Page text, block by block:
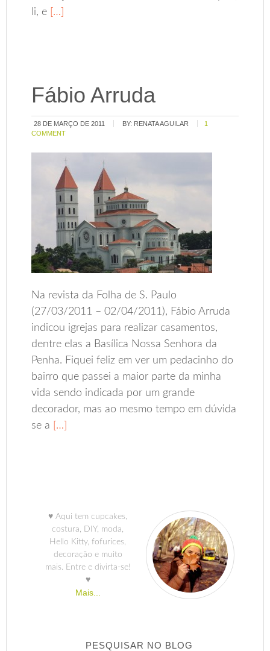
li, e […]
Fábio Arruda
28 DE MARÇO DE 2011 BY: RENATA AGUILAR
1
COMMENT
Na revista da Folha de S. Paulo
(27/03/2011 – 02/04/2011), Fábio Arruda
indicou igrejas para realizar casamentos,
dentre elas a Basílica Nossa Senhora da
Penha. Fiquei feliz em ver um pedacinho do
bairro que passei a maior parte da minha
vida sendo indicada por um grande
decorador, mas ao mesmo tempo em dúvida
se a […]
♥ Aqui tem cupcakes,
costura, DIY, moda,
Hello Kitty, fofurices,
decoração e muito
mais. Entre e divirta-se!
♥
Mais...
PESQUISAR NO BLOG